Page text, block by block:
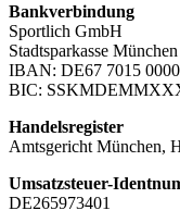
Bankverbindung
Sportlich GmbH
Stadtsparkasse München
IBAN: DE67 7015
BIC:
Handelsregister
Amtsgericht München,
Umsatzsteuer-
DE265973401